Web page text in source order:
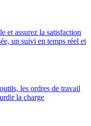
et assurez la satisfaction
un suivi en temps réel et
les ordres de travail
la charge